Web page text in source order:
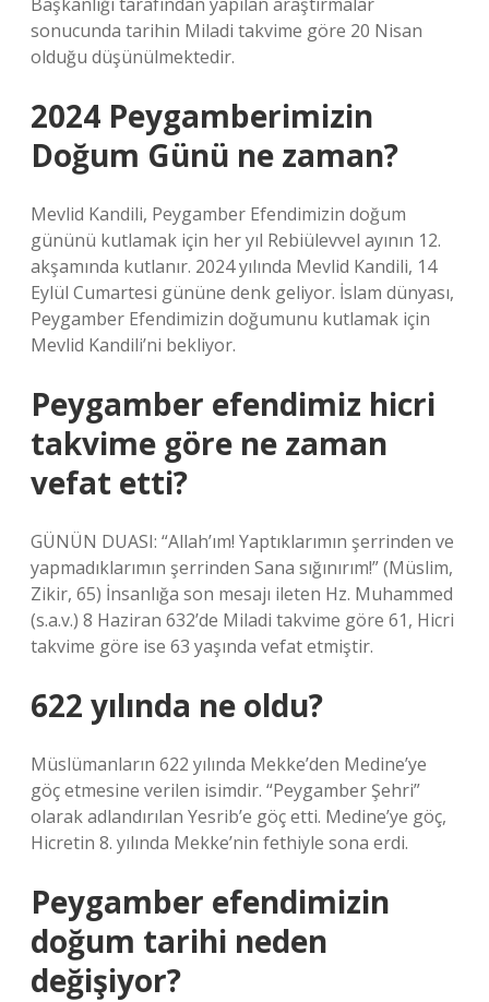
sonucunda tarihin Miladi takvime göre 20 Nisan
olduğu düşünülmektedir.
2024 Peygamberimizin
Doğum Günü ne zaman?
Mevlid Kandili, Peygamber Efendimizin doğum
gününü kutlamak için her yıl Rebiülevvel ayının 12.
akşamında kutlanır. 2024 yılında Mevlid Kandili, 14
Eylül Cumartesi gününe denk geliyor. İslam dünyası,
Peygamber Efendimizin doğumunu kutlamak için
Mevlid Kandili’ni bekliyor.
Peygamber efendimiz hicri
takvime göre ne zaman
vefat etti?
GÜNÜN DUASI: “Allah’ım! Yaptıklarımın şerrinden ve
yapmadıklarımın şerrinden Sana sığınırım!” (Müslim,
Zikir, 65) İnsanlığa son mesajı ileten Hz. Muhammed
(s.a.v.) 8 Haziran 632’de Miladi takvime göre 61, Hicri
takvime göre ise 63 yaşında vefat etmiştir.
622 yılında ne oldu?
Müslümanların 622 yılında Mekke’den Medine’ye
göç etmesine verilen isimdir. “Peygamber Şehri”
olarak adlandırılan Yesrib’e göç etti. Medine’ye göç,
Hicretin 8. yılında Mekke’nin fethiyle sona erdi.
Peygamber efendimizin
doğum tarihi neden
değişiyor?